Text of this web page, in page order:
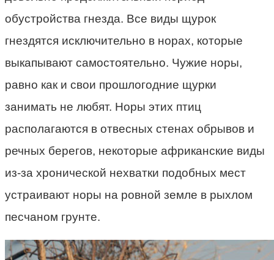
обустройства гнезда. Все виды щурок
гнездятся исключительно в норах, которые
выкапывают самостоятельно. Чужие норы,
равно как и свои прошлогодние щурки
занимать не любят. Норы этих птиц
располагаются в отвесных стенах обрывов и
речных берегов, некоторые африканские виды
из-за хронической нехватки подобных мест
устраивают норы на ровной земле в рыхлом
песчаном грунте.